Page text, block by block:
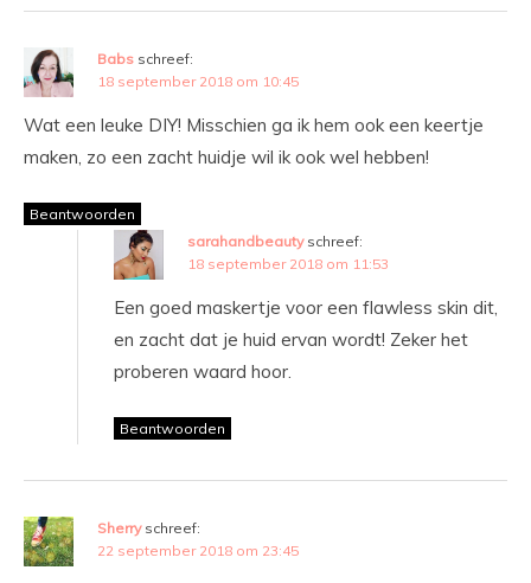
Babs schreef:
18 september 2018 om 10:45
Wat een leuke DIY! Misschien ga ik hem ook een keertje
maken, zo een zacht huidje wil ik ook wel hebben!
Beantwoorden
sarahandbeauty schreef:
18 september 2018 om 11:53
Een goed maskertje voor een flawless skin dit,
en zacht dat je huid ervan wordt! Zeker het
proberen waard hoor.
Beantwoorden
Sherry schreef:
22 september 2018 om 23:45